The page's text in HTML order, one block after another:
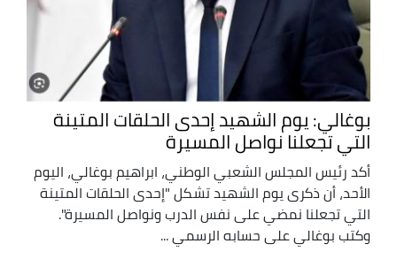
بوغالي: يوم الشهيد إحدى الحلقات المتينة
التي تجعلنا نواصل المسيرة
أكد رئيس المجلس الشعبي الوطني، ابراهيم بوغالي، اليوم
الأحد، أن ذكرى يوم الشهيد تشكل "إحدى الحلقات المتينة
التي تجعلنا نمضي على نفس الدرب ونواصل المسيرة".
وكتب بوغالي على حسابه الرسمي ...